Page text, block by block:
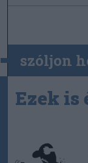
szóljon
Ezek is